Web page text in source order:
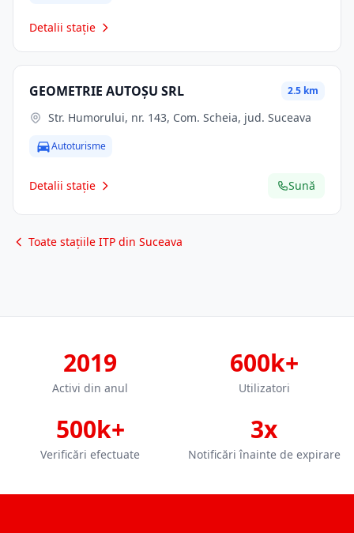
Detalii stație
GEOMETRIE AUTOŞU SRL 2.5 km
Str. Humorului, nr. 143, Com. Scheia, jud. Suceava
Autoturisme
Detalii stație Sună
Toate stațiile ITP din Suceava
2019
Activi din anul
600k+
Utilizatori
500k+
Verificări efectuate
3x
Notificări înainte de expirare